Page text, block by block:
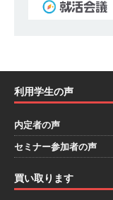
利用学生の声
内定者の声
セミナー参加者の声
買い取ります